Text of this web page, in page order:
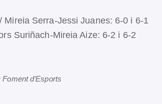
Mireia Serra-Jessi Juanes: 6-0 i 6-1
Suriñach-Mireia Aize: 6-2 i 6-2
d’Esports